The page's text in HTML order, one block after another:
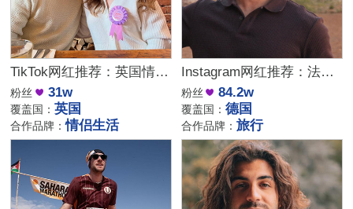
TikTok网红推荐：英国情侣生活旅行博主，互动挑战达人合作
粉丝 31w
覆盖国：英国
合作品牌：情侣生活
Instagram网红推荐：法国高端时尚旅行博主，84万粉优质穿搭达人合作
粉丝 84.2w
覆盖国：德国
合作品牌：旅行